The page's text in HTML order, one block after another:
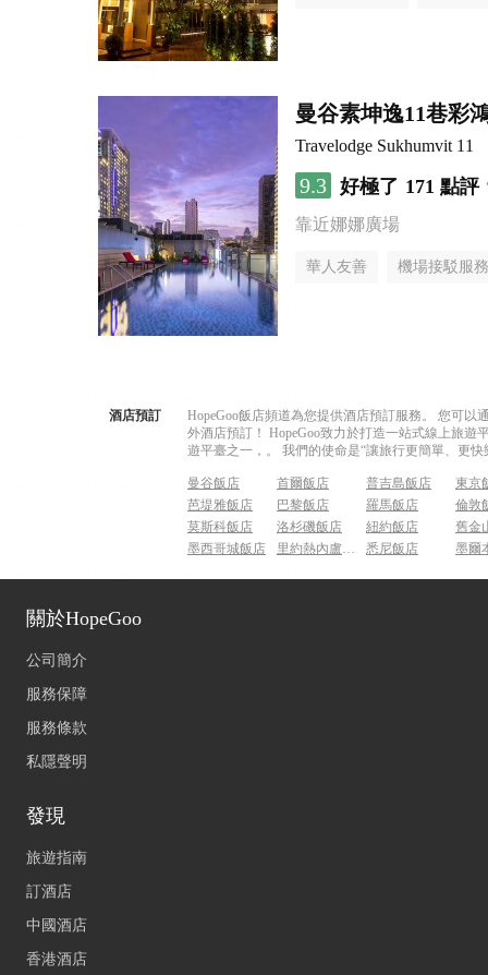
曼谷素坤逸11巷彩
Travelodge Sukhumvit 11
9.3 好極了 171 點評
靠近娜娜廣場
華人友善 機場接駁服務
酒店預訂
HopeGoo飯店頻道為您提供酒店預訂服務。 您可
外酒店預訂！ HopeGoo致力於打造一站式線上旅
遊平臺之一，。 我們的使命是“讓旅行更簡單、更
曼谷飯店 首爾飯店 普吉島飯店
東京
芭堤雅飯店
巴黎飯店 羅馬飯店
倫敦
莫斯科飯店
洛杉磯飯店 紐約飯店
舊金
墨西哥城飯店
里約熱內盧飯店 悉尼飯店 墨爾
關於HopeGoo
公司簡介
服務保障
服務條款
私隱聲明
發現
旅遊指南
訂酒店
中國酒店
香港酒店